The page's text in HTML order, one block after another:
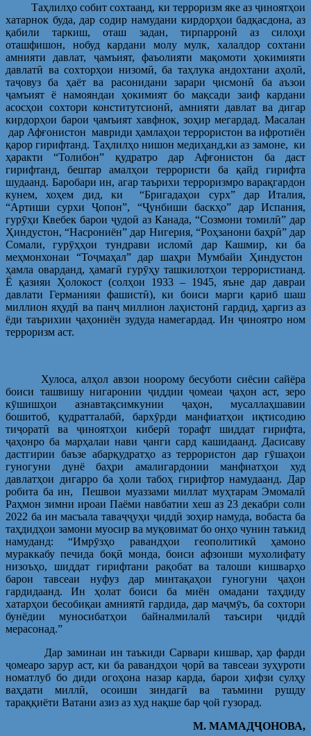
Таҳлилҳо собит сохтаанд, ки терроризм яке аз ҷиноятҳои
хатарнок буда, дар содир намудани кирдорҳои бадқасдона, аз
қабили таркиш, оташ задан, тирпарронӣ аз силоҳи
оташфишон, нобуд кардани молу мулк, халалдор сохтани
амнияти давлат, ҷамъият, фаъолияти мақомоти ҳокимияти
давлатӣ ва сохторҳои низомӣ, ба таҳлука андохтани аҳолӣ,
таҷовуз ба ҳаёт ва расонидани зарари ҷисмонӣ ба аъзои
ҷамъият ё намояндаи ҳокимият бо мақсади заиф кардани
асосҳои сохтори конститутсионӣ, амнияти давлат ва дигар
кирдорҳои барои ҷамъият хавфнок, зоҳир мегардад. Масалан
дар Афғонистон мавриди ҳамлаҳои террористон ва ифротиён
қарор гирифтанд. Таҳлилҳо нишон медиҳанд,ки аз замоне, ки
ҳаракти “Толибон” қудратро дар Афғонистон ба даст
гирифтанд, бештар амалҳои террористи ба қайд гирифта
шудаанд. Баробари ин, агар таърихи терроризмро варақгардон
кунем, хоҳем дид, ки “Бригадаҳои сурх” дар Италия,
“Артиши сурхи Ҷопон”, “Ҷунбиши баскҳо” дар Испания,
гурӯҳи Квебек барои ҷудоӣ аз Канада, “Созмони томилӣ” дар
Ҳиндустон, “Насрониён” дар Нигерия, “Роҳзанони баҳрӣ” дар
Сомали, гурӯҳҳои тундрави исломӣ дар Кашмир, ки ба
меҳмонхонаи “Тоҷмаҳал” дар шаҳри Мумбайи Ҳиндустон
ҳамла оварданд, ҳамагӣ гурӯҳу ташкилотҳои террористианд.
Ё қазияи Ҳолокост (солҳои 1933 – 1945, яъне дар давраи
давлати Германияи фашистӣ), ки боиси марги қариб шаш
миллион яҳудӣ ва панҷ миллион лаҳистонӣ гардид, ҳаргиз аз
ёди таърихии ҷаҳониён зудуда намегардад. Ин ҷиноятро ном
терроризм аст.
Хулоса, алҳол авзои ноорому бесуботи сиёсии сайёра
боиси ташвишу нигаронии ҷиддии ҷомеаи ҷаҳон аст, зеро
кӯшишҳои азнавтақсимкунии ҷаҳон, мусаллаҳшавии
бошитоб, қудратталабӣ, бархӯрди манфиатҳои иқтисодию
тиҷоратӣ ва ҷиноятҳои киберӣ торафт шиддат гирифта,
ҷаҳонро ба марҳалаи нави ҷанги сард кашидаанд. Дасисаву
дастгирии баъзе абарқудратҳо аз террористон дар гӯшаҳои
гуногуни дунё баҳри амалигардонии манфиатҳои худ
давлатҳои дигарро ба ҳоли табоҳ гирифтор намудаанд. Дар
робита ба ин, Пешвои муаззами миллат муҳтарам Эмомалӣ
Раҳмон зимни ироаи Паёми навбатии хеш аз 23 декабри соли
2022 ба ин масъала таваҷҷуҳи ҷиддӣ зоҳир намуда, вобаста ба
таҳдидҳои замони муосир ва муқовимат бо онҳо чунин таъкид
намуданд: “Имрӯзҳо равандҳои геополитикӣ ҳамоно
мураккабу печида боқӣ монда, боиси афзоиши мухолифату
низоъҳо, шиддат гирифтани рақобат ва талоши кишварҳо
барои тавсеаи нуфуз дар минтақаҳои гуногуни ҷаҳон
гардидаанд. Ин ҳолат боиси ба миён омадани таҳдиду
хатарҳои бесобиқаи амниятӣ гардида, дар маҷмӯъ, ба сохтори
бунёдии муносибатҳои байналмилалӣ таъсири ҷиддӣ
мерасонад.”
Дар заминаи ин таъкиди Сарвари кишвар, ҳар фарди
ҷомеаро зарур аст, ки ба равандҳои ҷорӣ ва тавсеаи зуҳуроти
номатлуб бо диди огоҳона назар карда, барои ҳифзи сулҳу
ваҳдати миллӣ, осоиши зиндагӣ ва таъмини рушду
тараққиёти Ватани азиз аз худ нақше бар ҷой гузорад.
М. МАМАДҶОНОВА,